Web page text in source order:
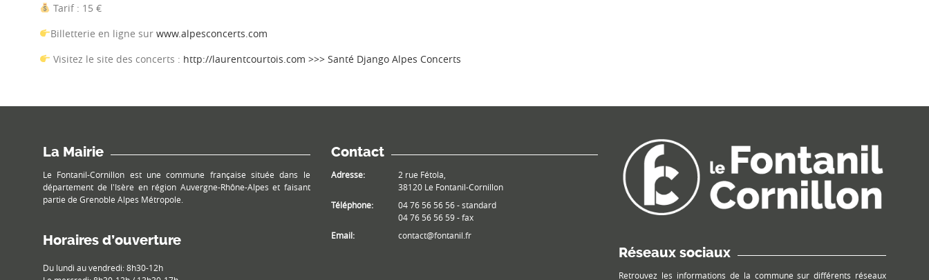
Tarif : 15 €
Billetterie en ligne sur www.alpesconcerts.com
Visitez le site des concerts : http://laurentcourtois.com >>> Santé Django Alpes Concerts
La Mairie
Le Fontanil-Cornillon est une commune française située dans le
département de l'Isère en région Auvergne-Rhône-Alpes et faisant
partie de Grenoble Alpes Métropole.
Horaires d’ouverture
Du lundi au vendredi: 8h30-12h
Contact
Adresse:
2 rue Fétola,
38120 Le Fontanil-Cornillon
Téléphone:
04 76 56 56 56 - standard
04 76 56 56 59 - fax
Email:
contact@fontanil.fr
Réseaux sociaux
Retrouvez les informations de la commune sur différents réseaux